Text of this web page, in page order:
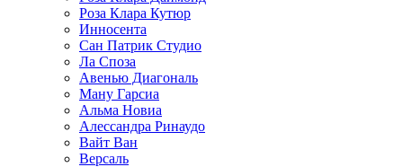
Роза Клара Кутюр
Инносента
Сан Патрик Студио
Ла Споза
Авенью Диагональ
Ману Гарсиа
Альма Новиа
Алессандра Ринаудо
Вайт Ван
Версаль